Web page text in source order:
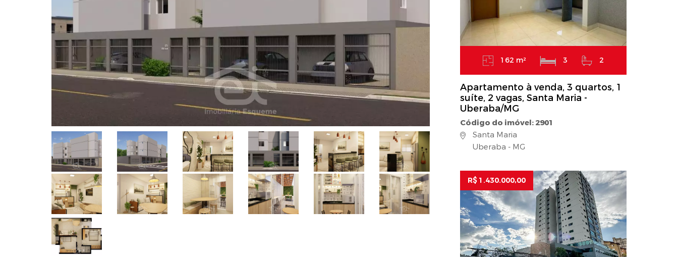
162 m² 3 2
Apartamento à venda, 3 quartos, 1
suíte, 2 vagas, Santa Maria -
Uberaba/MG
Código do imóvel: 2901
Santa Maria
Uberaba - MG
R$ 1.430.000,00